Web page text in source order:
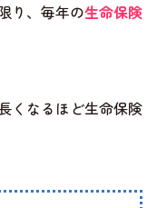
り、毎年の生命保険
くなるほど生命保険